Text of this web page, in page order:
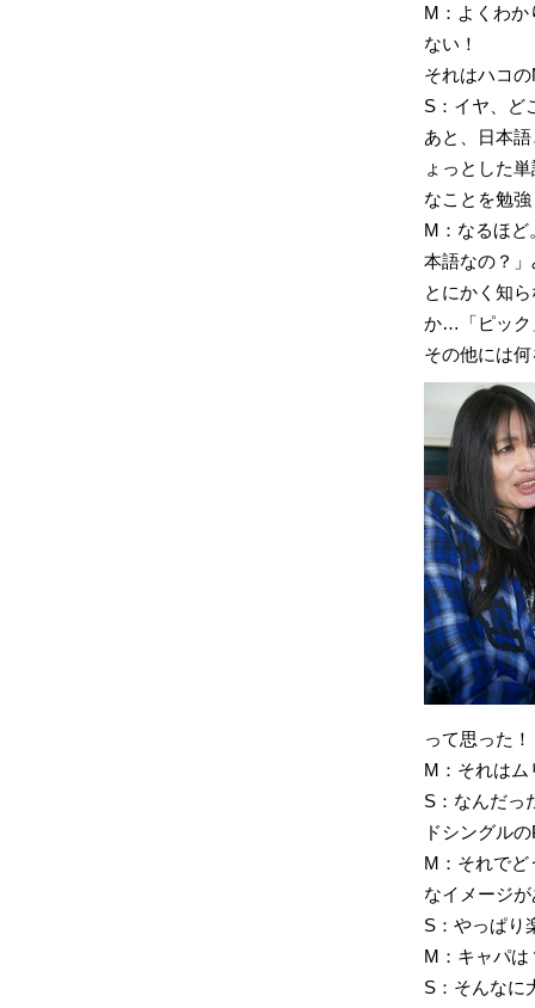
M：よくわか
ない！
それはハコ
S：イヤ、ど
あと、日本
ょっとした
なことを勉
M：なるほど
本語なの？
とにかく知
か…「ピック
その他には
って思った！
M：それはム
S：なんだっ
ドシングル
M：それでど
なイメージ
S：やっぱり
M：キャパは
S：そんなに